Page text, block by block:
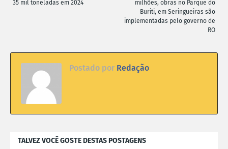
milhões, obras no Parque do
Buriti, em Seringueiras são
implementadas pelo governo de
RO
35 mil toneladas em 2024
Postado por Redação
TALVEZ VOCÊ GOSTE DESTAS POSTAGENS